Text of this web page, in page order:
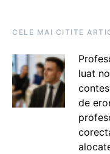
CELE MAI CITITE
luat
de